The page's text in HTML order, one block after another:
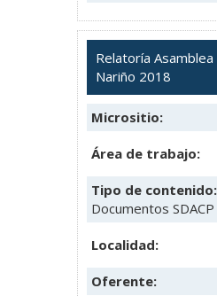
Relatoría
Nariño 2018
Micrositio:
Área de trabajo:
Tipo de contenido:
Documentos SDACP
Localidad:
Oferente: